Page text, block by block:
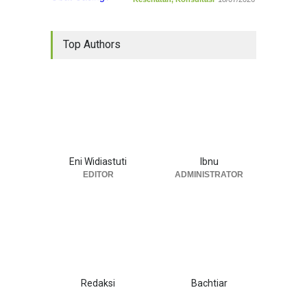
Top Authors
Eni Widiastuti
EDITOR
Ibnu
ADMINISTRATOR
Redaksi Bachtiar